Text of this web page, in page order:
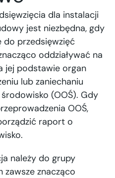
dla instalacji
jest niezbędna, gdy
do przedsięwzięć
oddziaływać na
jej podstawie organ
lub zaniechaniu
(OOŚ). Gdy
OOŚ,
raport o
należy do grupy
zawsze znacząco